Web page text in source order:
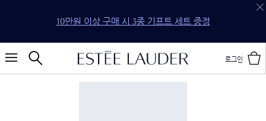
10만원 이상 구매 시 3종 기프트 세트 증정
로그인